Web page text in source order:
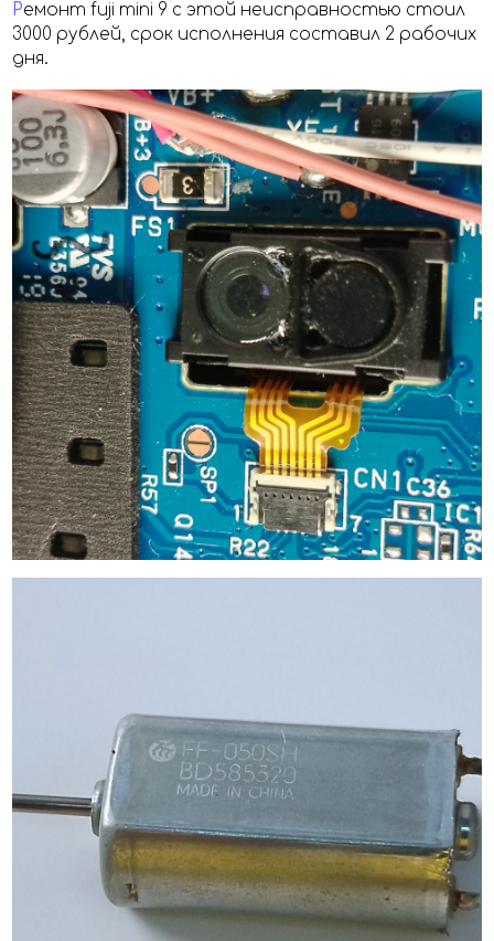
Ремонт fuji mini 9 с этой неисправностью стоил
3000 рублей, срок исполнения составил 2 рабочих
дня.